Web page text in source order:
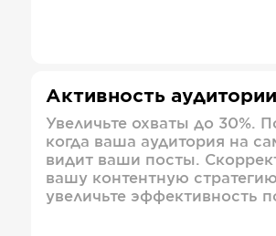
Активность аудитории
Увеличьте охваты до 30%.
когда ваша аудитория на
видит ваши посты.
вашу контентную
увеличьте эффективность